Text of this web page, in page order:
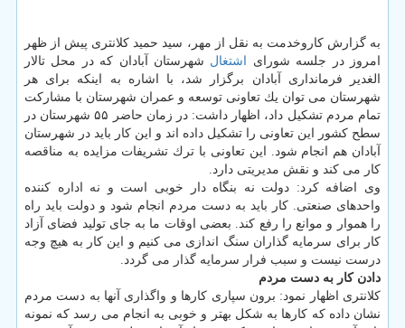
به گزارش كاروخدمت به نقل از مهر، سید حمید كلانتری پیش از ظهر
امروز در جلسه شورای
اشتغال شهرستان آبادان كه در محل تالار
الغدیر فرمانداری آبادان برگزار شد، با اشاره به اینكه برای هر
شهرستان می توان یك تعاونی توسعه و عمران شهرستان با مشاركت
تمام مردم تشكیل داد، اظهار داشت: در زمان حاضر ۵۵ شهرستان در
سطح كشور این تعاونی را تشكیل داده اند و این كار باید در شهرستان
آبادان هم انجام شود. این تعاونی با ترك تشریفات مزایده به مناقصه
كار می كند و نقش مدیریتی دارد.
وی اضافه كرد: دولت نه بنگاه دار خوبی است و نه اداره كننده
واحدهای صنعتی. كار باید به دست مردم انجام شود و دولت باید راه
را هموار و موانع را رفع كند. بعضی اوقات ما به جای تولید فضای آزاد
كار برای سرمایه گذاران سنگ اندازی می كنیم و این كار به هیچ وجه
درست نیست و سبب فرار سرمایه گذار می گردد.
دادن كار به دست مردم
كلانتری اظهار نمود: برون سپاری كارها و واگذاری آنها به دست مردم
نشان داده كه كارها به شكل بهتر و خوبی به انجام می رسد كه نمونه